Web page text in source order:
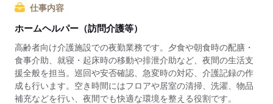
両立しながら、自分らしい働き方を叶えることが可能
しています。
◆スキルアップも叶う◆
幅広いサービスを展開する当社ならではの強みとし
て、在宅系から入居系まで様々な経験を積むことが可
能。スキルの幅が広がり、介護のプロフェッショナル
仕事内容
ホームヘルパー（訪問介護等）
高齢者向け介護施設での夜勤業務です。夕食や朝食時の配膳・
食事介助、就寝・起床時の移動や排泄介助など、夜間の生活支
援全般を担当。巡回や安否確認、急変時の対応、介護記録の作
成も行います。空き時間にはフロアや居室の清掃、洗濯、物品
補充などを行い、夜間でも快適な環境を整える役割です。